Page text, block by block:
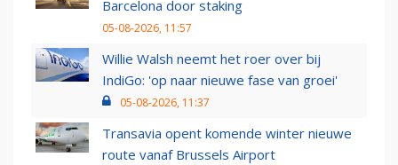
Barcelona door staking
05-08-2026, 11:57
Willie Walsh neemt het roer over bij
IndiGo: 'op naar nieuwe fase van groei'
05-08-2026, 11:37
Transavia opent komende winter nieuwe
route vanaf Brussels Airport